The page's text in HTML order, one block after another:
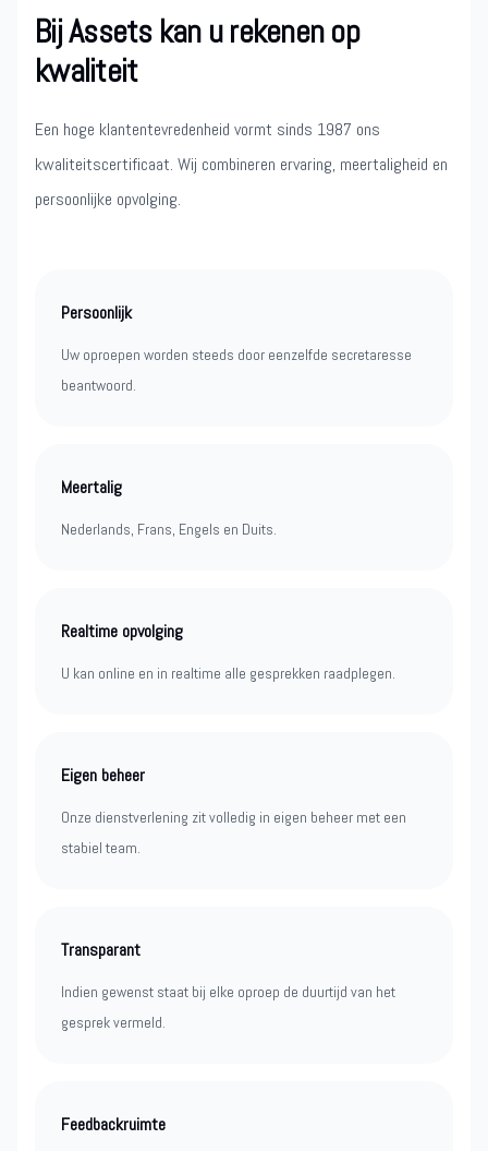
Bij Assets kan u rekenen op
kwaliteit
Een hoge klantentevredenheid vormt sinds 1987 ons
kwaliteitscertificaat. Wij combineren ervaring, meertaligheid en
persoonlijke opvolging.
Persoonlijk
Uw oproepen worden steeds door eenzelfde secretaresse
beantwoord.
Meertalig
Nederlands, Frans, Engels en Duits.
Realtime opvolging
U kan online en in realtime alle gesprekken raadplegen.
Eigen beheer
Onze dienstverlening zit volledig in eigen beheer met een
stabiel team.
Transparant
Indien gewenst staat bij elke oproep de duurtijd van het
gesprek vermeld.
Feedbackruimte